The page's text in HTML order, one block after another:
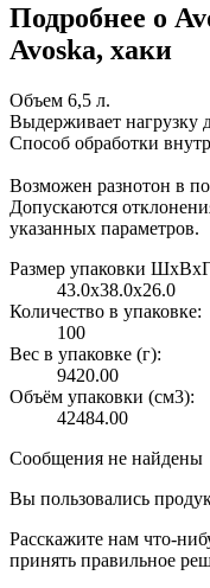
Подробнее о
Avoska, хаки
Объем 6,5 л.
Выдерживает нагрузку
Способ обработки
Возможен разнотон в
Допускаются
указанных параметров.
Размер упаковки
43.0x38.0x26.0
Количество в упаковке:
100
Вес в упаковке (г):
9420.00
Объём упаковки (см3):
42484.00
Сообщения не найдены
Вы пользовались
Расскажите нам что-
принять правильное